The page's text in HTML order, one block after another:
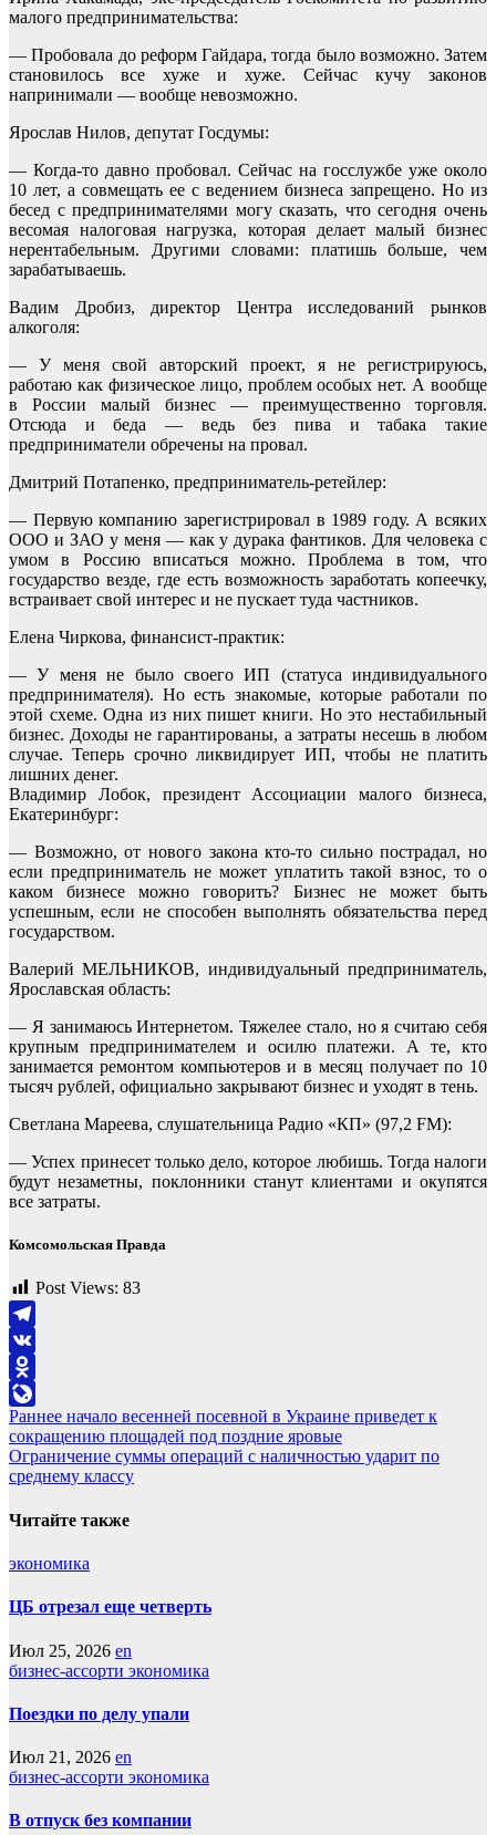
малого предпринимательства:
— Пробовала до реформ Гайдара, тогда было возможно. Затем
становилось все хуже и хуже. Сейчас кучу законов
напринимали — вообще невозможно.
Ярослав Нилов, депутат Госдумы:
— Когда-то давно пробовал. Сейчас на госслужбе уже около
10 лет, а совмещать ее с ведением бизнеса запрещено. Но из
бесед с предпринимателями могу сказать, что сегодня очень
весомая налоговая нагрузка, которая делает малый бизнес
нерентабельным. Другими словами: платишь больше, чем
зарабатываешь.
Вадим Дробиз, директор Центра исследований рынков
алкоголя:
— У меня свой авторский проект, я не регистрируюсь,
работаю как физическое лицо, проблем особых нет. А вообще
в России малый бизнес — преимущественно торговля.
Отсюда и беда — ведь без пива и табака такие
предприниматели обречены на провал.
Дмитрий Потапенко, предприниматель-ретейлер:
— Первую компанию зарегистрировал в 1989 году. А всяких
ООО и ЗАО у меня — как у дурака фантиков. Для человека с
умом в Россию вписаться можно. Проблема в том, что
государство везде, где есть возможность заработать копеечку,
встраивает свой интерес и не пускает туда частников.
Елена Чиркова, финансист-практик:
— У меня не было своего ИП (статуса индивидуального
предпринимателя). Но есть знакомые, которые работали по
этой схеме. Одна из них пишет книги. Но это нестабильный
бизнес. Доходы не гарантированы, а затраты несешь в любом
случае. Теперь срочно ликвидирует ИП, чтобы не платить
лишних денег.
Владимир Лобок, президент Ассоциации малого бизнеса,
Екатеринбург:
— Возможно, от нового закона кто-то сильно пострадал, но
если предприниматель не может уплатить такой взнос, то о
каком бизнесе можно говорить? Бизнес не может быть
успешным, если не способен выполнять обязательства перед
государством.
Валерий МЕЛЬНИКОВ, индивидуальный предприниматель,
Ярославская область:
— Я занимаюсь Интернетом. Тяжелее стало, но я считаю себя
крупным предпринимателем и осилю платежи. А те, кто
занимается ремонтом компьютеров и в месяц получает по 10
тысяч рублей, официально закрывают бизнес и уходят в тень.
Светлана Мареева, слушательница Радио «КП» (97,2 FM):
— Успех принесет только дело, которое любишь. Тогда налоги
будут незаметны, поклонники станут клиентами и окупятся
все затраты.
Комсомольская Правда
Post Views: 83
Telegram
VK
Odnoklassniki
LiveJournal
Навигация
по
записям
Раннее начало весенней посевной в Украине приведет к
сокращению площадей под поздние яровые
Ограничение суммы операций с наличностью ударит по
среднему классу
Читайте также
экономика
ЦБ отрезал еще четверть
Июл 25, 2026 en
бизнес-ассорти экономика
Поездки по делу упали
Июл 21, 2026 en
бизнес-ассорти экономика
В отпуск без компании